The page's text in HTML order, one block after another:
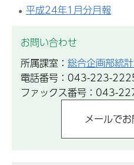
平成24年1月分月報
お問い合わせ
所属課室： 総合企画部統
電話番号：043-223-
ファックス番号：043-